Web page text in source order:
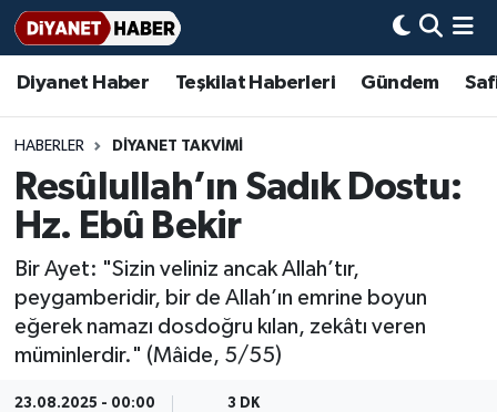
Diyanet Haber Teşkilat Haberleri Gündem
HABERLER DIYANET TAKVIMI
Resûlullah’ın Sadık Dostu:
Hz. Ebû Bekir
Bir Ayet: "Sizin veliniz ancak Allah’tır,
peygamberidir, bir de Allah’ın emrine boyun
eğerek namazı dosdoğru kılan, zekâtı veren
müminlerdir." (Mâide, 5/55)
23.08.2025 - 00:00 3 DK
Diyanet Haber
Teşkilat Haberleri
Adana Müftülüğü
Adıyaman Müftülüğü
Afyonkarahisar Müftülüğü
Aksaray Müftülüğü
Amasya Müftülüğü
Gündem
Bir Ayet
Bir Hikaye
Biyografiler
Diyanet Bilgi
Diyanet Takvimi
Basında Bugün
DİYANET eKİTAP
Aile Dergisi
Aylık Dergi
İmam Hatip Okulları
Başmakale
Hadis-i Şerifler
Hayat Okumaları
Nöbetçi Eczaneler
Hava Durumu
Ankara Namaz Vakitleri
Süper Lig Puan Durumu ve Fikstür
Tüm Manşetler